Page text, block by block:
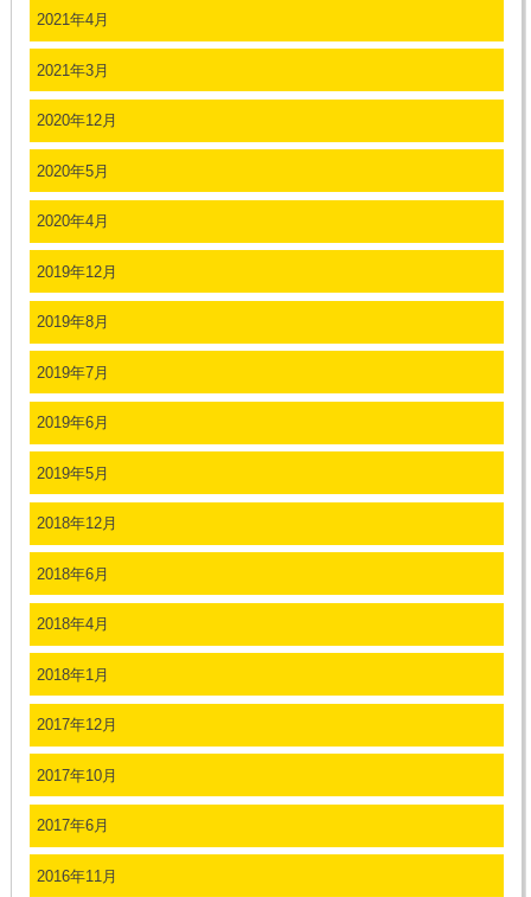
2021年4月
2021年3月
2020年12月
2020年5月
2020年4月
2019年12月
2019年8月
2019年7月
2019年6月
2019年5月
2018年12月
2018年6月
2018年4月
2018年1月
2017年12月
2017年10月
2017年6月
2016年11月